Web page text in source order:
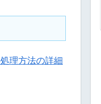
理方法の詳細